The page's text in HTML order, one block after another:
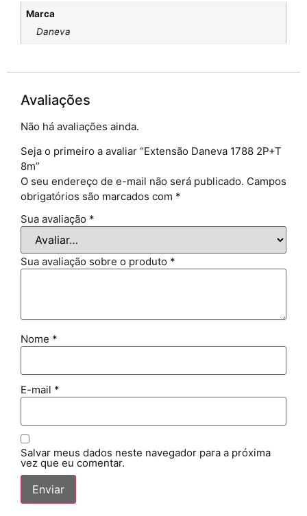
Marca
Daneva
Avaliações
Não há avaliações ainda.
Seja o primeiro a avaliar “Extensão Daneva 1788 2P+T
8m”
O seu endereço de e-mail não será publicado. Campos
obrigatórios são marcados com *
Sua avaliação *
Sua avaliação sobre o produto *
Nome *
E-mail *
Salvar meus dados neste navegador para a próxima
vez que eu comentar.